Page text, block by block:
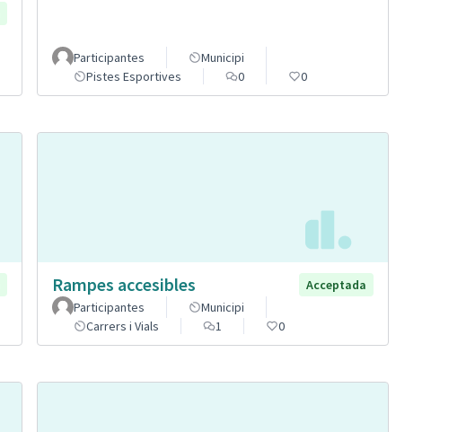
Participantes
Municipi
Pistes Esportives
0 0
Rampes accesibles
Acceptada
Participantes
Municipi
Carrers i Vials
1 0